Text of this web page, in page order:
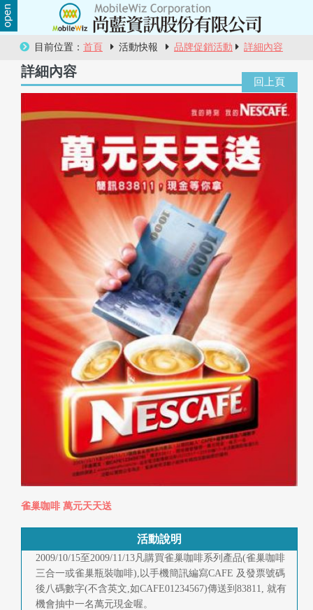
目前位置： 首頁 活動快報 品牌促銷活動 詳細內容
詳細內容
雀巢咖啡 萬元天天送
活動說明
2009/10/15至2009/11/13凡購買雀巢咖啡系列產品(雀巢咖啡
三合一或雀巢瓶裝咖啡),以手機簡訊編寫CAFE 及發票號碼
後八碼數字(不含英文,如CAFE01234567)傳送到83811, 就有
機會抽中一名萬元現金喔。